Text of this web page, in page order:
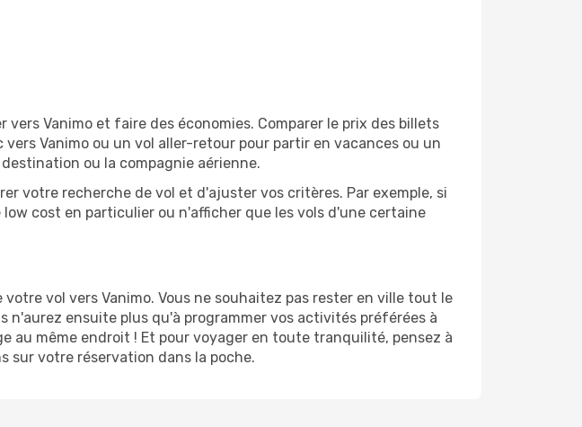
Vanimo et faire des économies. Comparer le prix des billets
Vanimo ou un vol aller-retour pour partir en vacances ou un
ou la compagnie aérienne.
votre recherche de vol et d'ajuster vos critères. Par exemple, si
cost en particulier ou n'afficher que les vols d'une certaine
vol vers Vanimo. Vous ne souhaitez pas rester en ville tout le
ensuite plus qu'à programmer vos activités préférées à
au même endroit ! Et pour voyager en toute tranquilité, pensez à
sur votre réservation dans la poche.